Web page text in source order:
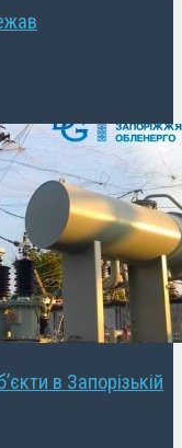
в Запорізькій